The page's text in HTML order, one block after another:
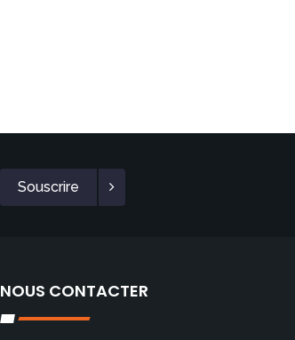
Souscrire
NOUS CONTACTER